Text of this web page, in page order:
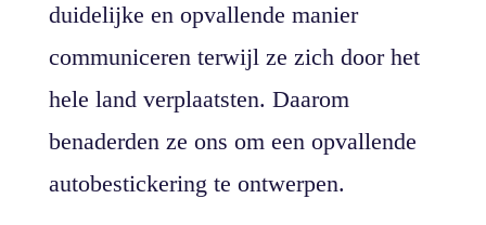
duidelijke en opvallende manier
communiceren terwijl ze zich door het
hele land verplaatsten. Daarom
benaderden ze ons om een opvallende
autobestickering te ontwerpen.